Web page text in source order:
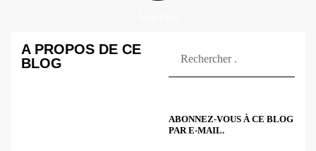
A PROPOS DE CE
BLOG
ABONNEZ-VOUS À CE BLOG
PAR E-MAIL.